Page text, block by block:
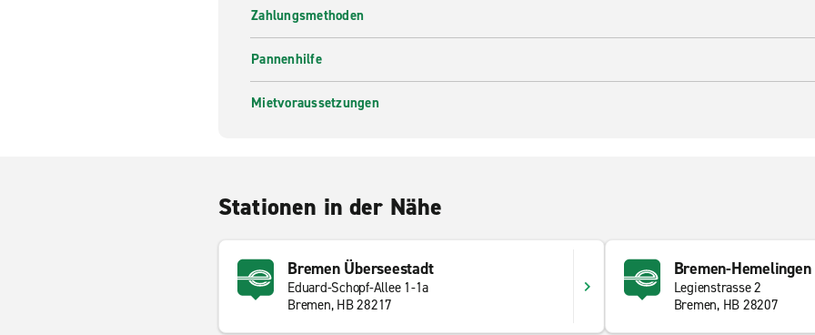
Zahlungsmethoden
Pannenhilfe
Mietvoraussetzungen
Stationen in der Nähe
Bremen Überseestadt
Eduard-Schopf-Allee 1-1a
Bremen, HB 28217
Bremen-Hemelingen
Legienstrasse 2
Bremen, HB 28207